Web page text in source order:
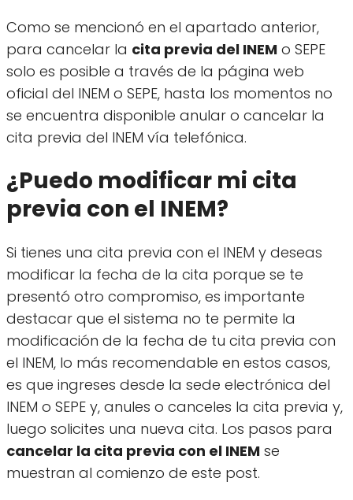
Como se mencionó en el apartado anterior,
para cancelar la cita previa del INEM o SEPE
solo es posible a través de la página web
oficial del INEM o SEPE, hasta los momentos no
se encuentra disponible anular o cancelar la
cita previa del INEM vía telefónica.
¿Puedo modificar mi cita
previa con el INEM?
Si tienes una cita previa con el INEM y deseas
modificar la fecha de la cita porque se te
presentó otro compromiso, es importante
destacar que el sistema no te permite la
modificación de la fecha de tu cita previa con
el INEM, lo más recomendable en estos casos,
es que ingreses desde la sede electrónica del
INEM o SEPE y, anules o canceles la cita previa y,
luego solicites una nueva cita. Los pasos para
cancelar la cita previa con el INEM se
muestran al comienzo de este post.